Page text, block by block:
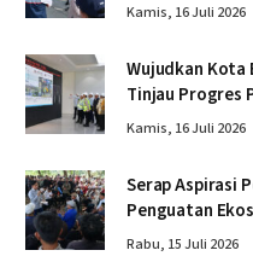
Kamis, 16 Juli 2026
Wujudkan Kota
Tinjau Progres
Kamis, 16 Juli 2026
Serap Aspirasi
Penguatan
Swasembada
Rabu, 15 Juli 2026